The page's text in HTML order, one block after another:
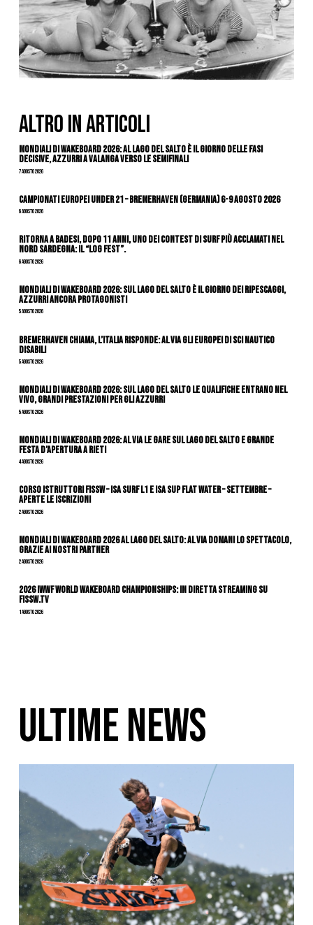
ALTRO IN ARTICOLI
Mondiali di Wakeboard 2026: al Lago del Salto è il giorno delle fasi
decisive, azzurri a valanga verso le semifinali
7 Agosto 2026
Campionati Europei Under 21 – Bremerhaven (Germania) 6-9 agosto 2026
6 Agosto 2026
Ritorna a Badesi, dopo 11 anni, uno dei contest di surf più acclamati nel
nord Sardegna: il “Log Fest”.
6 Agosto 2026
Mondiali di Wakeboard 2026: sul Lago del Salto è il giorno dei ripescaggi,
azzurri ancora protagonisti
5 Agosto 2026
Bremerhaven chiama, l’Italia risponde: al via gli Europei di Sci Nautico
Disabili
5 Agosto 2026
Mondiali di Wakeboard 2026: sul Lago del Salto le qualifiche entrano nel
vivo, grandi prestazioni per gli azzurri
5 Agosto 2026
Mondiali di Wakeboard 2026: al via le gare sul Lago del Salto e grande
festa d’apertura a Rieti
4 Agosto 2026
CORSO ISTRUTTORI FISSW – ISA SURF L1 e ISA SUP Flat Water – SETTEMBRE –
APERTE LE ISCRIZIONI
2 Agosto 2026
Mondiali di Wakeboard 2026 al Lago del Salto: al via domani lo spettacolo,
grazie ai nostri Partner
2 Agosto 2026
2026 IWWF WORLD WAKEBOARD CHAMPIONSHIPS: IN DIRETTA STREAMING SU
FISSW.TV
1 Agosto 2026
ULTIME NEWS